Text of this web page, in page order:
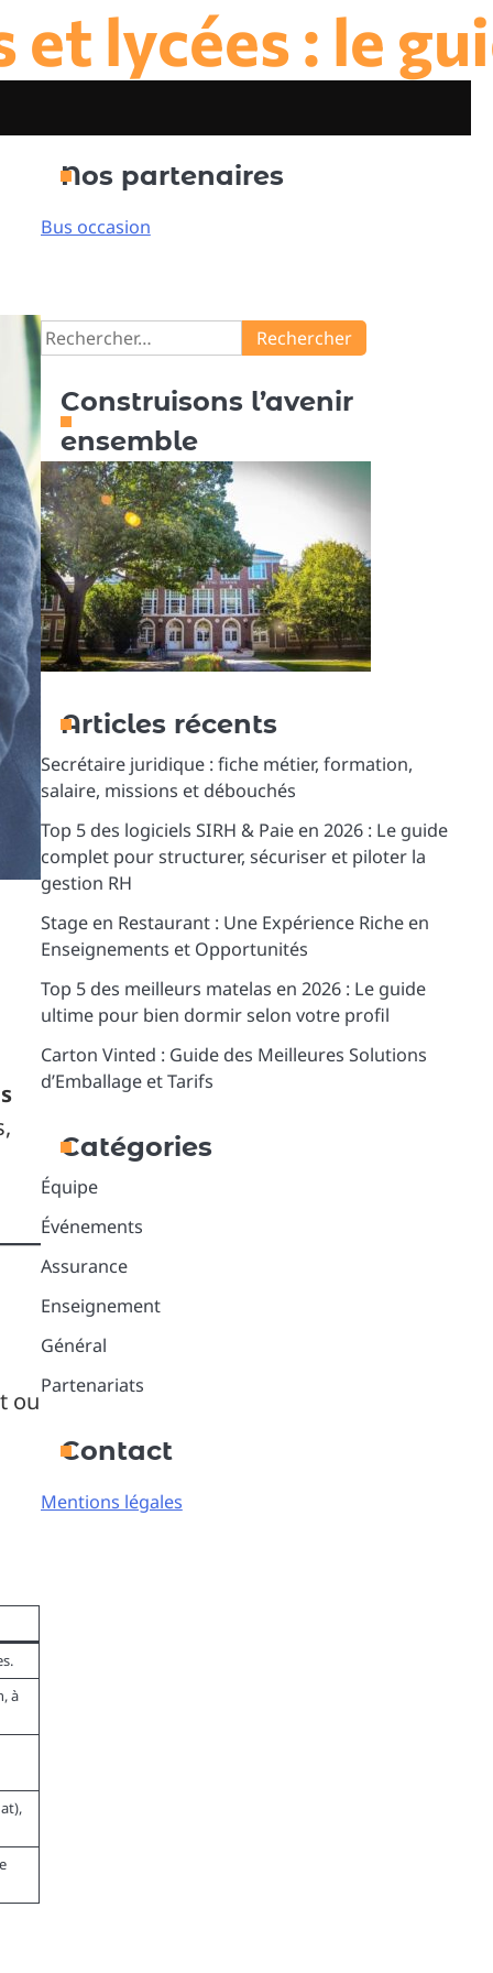
lycées : le
ou
à
Nos partenaires
Bus occasion
Rechercher :
Construisons l’avenir
ensemble
Articles récents
Secrétaire juridique : fiche métier, formation,
salaire, missions et débouchés
Top 5 des logiciels SIRH & Paie en 2026 : Le guide
complet pour structurer, sécuriser et piloter la
gestion RH
Stage en Restaurant : Une Expérience Riche en
Enseignements et Opportunités
Top 5 des meilleurs matelas en 2026 : Le guide
ultime pour bien dormir selon votre profil
Carton Vinted : Guide des Meilleures Solutions
d’Emballage et Tarifs
Catégories
Équipe
Événements
Assurance
Enseignement
Général
Partenariats
Contact
Mentions légales